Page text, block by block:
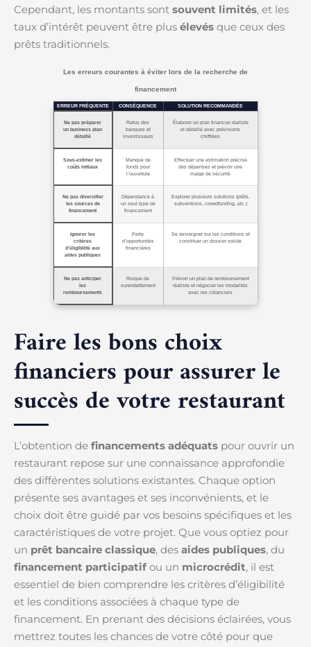
Cependant, les montants sont souvent limités, et les
taux d’intérêt peuvent être plus élevés que ceux des
prêts traditionnels.
Les erreurs courantes à éviter lors de la recherche de
financement
ERREUR FRÉQUENTE CONSÉQUENCE SOLUTION RECOMMANDÉE
Ne pas préparer
un business plan
détaillé
Refus des
banques et
investisseurs
Élaborer un plan financier réaliste
et détaillé avec prévisions
chiffrées
Sous-estimer les
coûts initiaux
Manque de
fonds pour
l’ouverture
Effectuer une estimation précise
des dépenses et prévoir une
marge de sécurité
Ne pas diversifier
les sources de
financement
Dépendance à
un seul type de
financement
Explorer plusieurs solutions (prêts,
subventions, crowdfunding, etc.)
Ignorer les
critères
d’éligibilité aux
aides publiques
Perte
d’opportunités
financières
Se renseigner sur les conditions et
constituer un dossier solide
Ne pas anticiper
les
remboursements
Risque de
surendettement
Prévoir un plan de remboursement
réaliste et négocier les modalités
avec les créanciers
Faire les bons choix
financiers pour assurer le
succès de votre restaurant
L’obtention de financements adéquats pour ouvrir un
restaurant repose sur une connaissance approfondie
des différentes solutions existantes. Chaque option
présente ses avantages et ses inconvénients, et le
choix doit être guidé par vos besoins spécifiques et les
caractéristiques de votre projet. Que vous optiez pour
un prêt bancaire classique, des aides publiques, du
financement participatif ou un microcrédit, il est
essentiel de bien comprendre les critères d’éligibilité
et les conditions associées à chaque type de
financement. En prenant des décisions éclairées, vous
mettrez toutes les chances de votre côté pour que